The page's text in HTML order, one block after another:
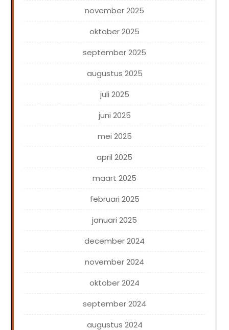
november 2025
oktober 2025
september 2025
augustus 2025
juli 2025
juni 2025
mei 2025
april 2025
maart 2025
februari 2025
januari 2025
december 2024
november 2024
oktober 2024
september 2024
augustus 2024